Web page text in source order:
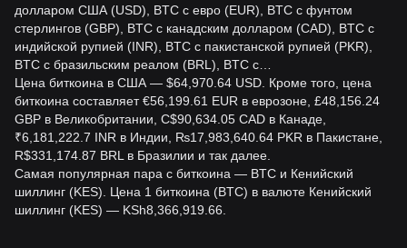
долларом США (USD), BTC с евро (EUR), BTC с фунтом
стерлингов (GBP), BTC с канадским долларом (CAD), BTC с
индийской рупией (INR), BTC с пакистанской рупией (PKR),
BTC с бразильским реалом (BRL), BTC с…
Цена биткоина в США — $64,970.64 USD. Кроме того, цена
биткоина составляет €56,199.61 EUR в еврозоне, £48,156.24
GBP в Великобритании, C$90,634.05 CAD в Канаде,
₹6,181,222.7 INR в Индии, ₨17,983,640.64 PKR в Пакистане,
R$331,174.87 BRL в Бразилии и так далее.
Самая популярная пара с биткоина — BTC и Кенийский
шиллинг (KES). Цена 1 биткоина (BTC) в валюте Кенийский
шиллинг (KES) — KSh8,366,919.66.